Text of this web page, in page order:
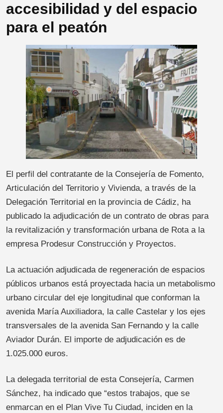
accesibilidad y del espacio
para el peatón
El perfil del contratante de la Consejería de Fomento,
Articulación del Territorio y Vivienda, a través de la
Delegación Territorial en la provincia de Cádiz, ha
publicado la adjudicación de un contrato de obras para
la revitalización y transformación urbana de Rota a la
empresa Prodesur Construcción y Proyectos.
La actuación adjudicada de regeneración de espacios
públicos urbanos está proyectada hacia un metabolismo
urbano circular del eje longitudinal que conforman la
avenida María Auxiliadora, la calle Castelar y los ejes
transversales de la avenida San Fernando y la calle
Aviador Durán. El importe de adjudicación es de
1.025.000 euros.
La delegada territorial de esta Consejería, Carmen
Sánchez, ha indicado que “estos trabajos, que se
enmarcan en el Plan Vive Tu Ciudad, inciden en la